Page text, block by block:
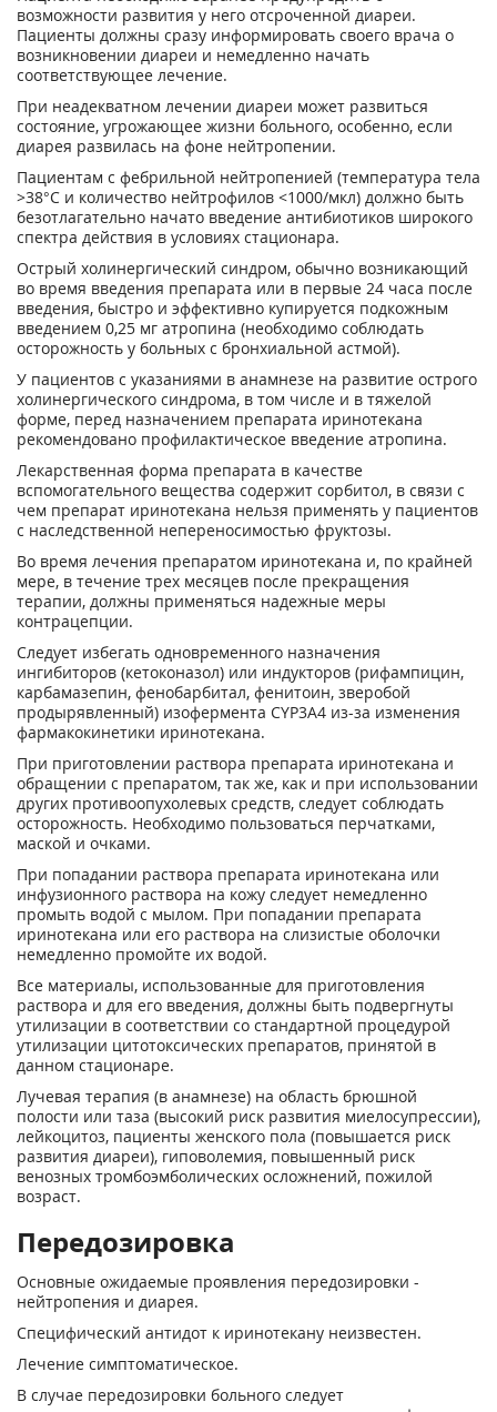
возможности развития у него отсроченной диареи.
Пациенты должны сразу информировать своего врача о
возникновении диареи и немедленно начать
соответствующее лечение.
При неадекватном лечении диареи может развиться
состояние, угрожающее жизни больного, особенно, если
диарея развилась на фоне нейтропении.
Пациентам с фебрильной нейтропенией (температура тела
>38°С и количество нейтрофилов <1000/мкл) должно быть
безотлагательно начато введение антибиотиков широкого
спектра действия в условиях стационара.
Острый холинергический синдром, обычно возникающий
во время введения препарата или в первые 24 часа после
введения, быстро и эффективно купируется подкожным
введением 0,25 мг атропина (необходимо соблюдать
осторожность у больных с бронхиальной астмой).
У пациентов с указаниями в анамнезе на развитие острого
холинергического синдрома, в том числе и в тяжелой
форме, перед назначением препарата иринотекана
рекомендовано профилактическое введение атропина.
Лекарственная форма препарата в качестве
вспомогательного вещества содержит сорбитол, в связи с
чем препарат иринотекана нельзя применять у пациентов
с наследственной непереносимостью фруктозы.
Во время лечения препаратом иринотекана и, по крайней
мере, в течение трех месяцев после прекращения
терапии, должны применяться надежные меры
контрацепции.
Следует избегать одновременного назначения
ингибиторов (кетоконазол) или индукторов (рифампицин,
карбамазепин, фенобарбитал, фенитоин, зверобой
продырявленный) изофермента CYP3A4 из-за изменения
фармакокинетики иринотекана.
При приготовлении раствора препарата иринотекана и
обращении с препаратом, так же, как и при использовании
других противоопухолевых средств, следует соблюдать
осторожность. Необходимо пользоваться перчатками,
маской и очками.
При попадании раствора препарата иринотекана или
инфузионного раствора на кожу следует немедленно
промыть водой с мылом. При попадании препарата
иринотекана или его раствора на слизистые оболочки
немедленно промойте их водой.
Все материалы, использованные для приготовления
раствора и для его введения, должны быть подвергнуты
утилизации в соответствии со стандартной процедурой
утилизации цитотоксических препаратов, принятой в
данном стационаре.
Лучевая терапия (в анамнезе) на область брюшной
полости или таза (высокий риск развития миелосупрессии),
лейкоцитоз, пациенты женского пола (повышается риск
развития диареи), гиповолемия, повышенный риск
венозных тромбоэмболических осложнений, пожилой
возраст.
Передозировка
Основные ожидаемые проявления передозировки -
нейтропения и диарея.
Специфический антидот к иринотекану неизвестен.
Лечение симптоматическое.
В случае передозировки больного следует